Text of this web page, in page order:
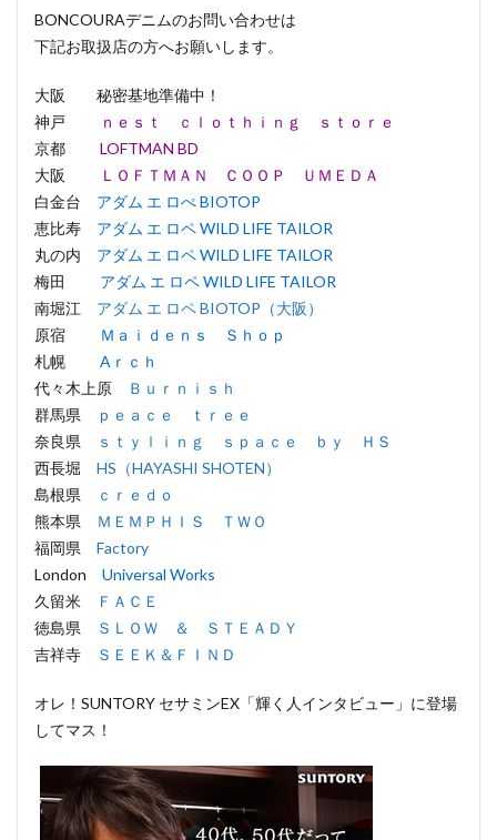
BONCOURAデニムのお問い合わせは
下記お取扱店の方へお願いします。
大阪 秘密基地準備中！
神戸
ｎｅｓｔ ｃｌｏｔｈｉｎｇ ｓｔｏｒｅ
京都 LOFTMAN BD
大阪
ＬＯＦＴＭＡＮ ＣＯＯＰ ＵＭＥＤＡ
白金台 アダム エ ロぺ BIOTOP
恵比寿 アダム エ ロペ WILD LIFE TAILOR
丸の内 アダム エ ロペ WILD LIFE TAILOR
梅田 アダム エ ロペ WILD LIFE TAILOR
南堀江 アダム エ ロペ BIOTOP（大阪）
原宿
Ｍａｉｄｅｎｓ Ｓｈｏｐ
札幌 Aｒｃｈ
代々木上原
Ｂｕｒｎｉｓｈ
群馬県
ｐｅａｃｅ ｔｒｅｅ
奈良県
ｓｔｙｌｉｎｇ ｓｐａｃｅ ｂｙ ＨＳ
西長堀 HS（HAYASHI SHOTEN）
島根県
ｃｒｅｄｏ
熊本県
ＭＥＭＰＨＩＳ ＴＷＯ
福岡県 Factory
London Universal Works
久留米
ＦＡＣＥ
徳島県
ＳＬＯＷ ＆ ＳＴＥＡＤＹ
吉祥寺
ＳＥＥＫ＆ＦＩＮＤ
オレ！SUNTORY セサミンEX「輝く人インタビュー」に登場
してマス！